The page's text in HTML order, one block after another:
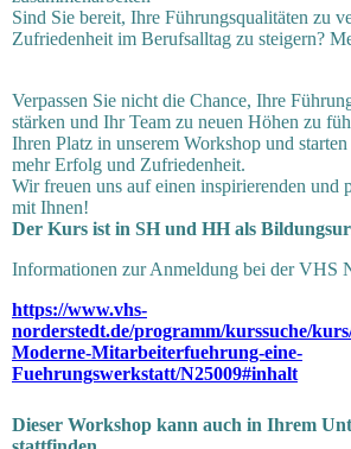
Sind Sie bereit, Ihre Führungsqualitäten zu
Zufriedenheit im Berufsalltag zu steigern?
Verpassen Sie nicht die Chance, Ihre
stärken und Ihr Team zu neuen Höhen zu
Ihren Platz in unserem Workshop und
mehr Erfolg und Zufriedenheit.
Wir freuen uns auf einen inspirierenden und
mit Ihnen!
Der Kurs ist in SH und HH als
Informationen zur Anmeldung bei der VHS
https://www.vhs-
norderstedt.de/programm/kurssuche/
Moderne-Mitarbeiterfuehrung-eine-
Fuehrungswerkstatt/N25009#inhalt
Dieser Workshop kann auch in Ihrem